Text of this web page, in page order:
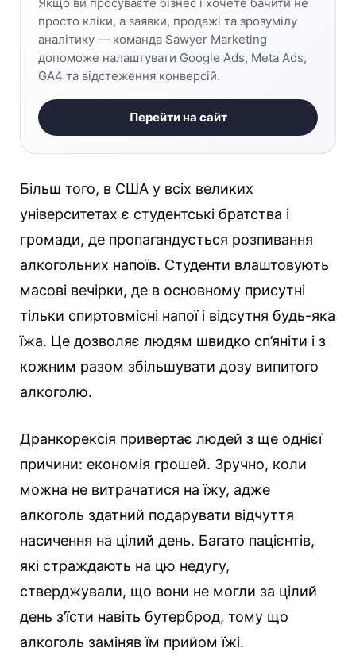
просто кліки, а заявки, продажі та зрозумілу
аналітику — команда Sawyer Marketing
допоможе налаштувати Google Ads, Meta Ads,
GA4 та відстеження конверсій.
Перейти на сайт
Більш того, в США у всіх великих
університетах є студентські братства і
громади, де пропагандується розпивання
алкогольних напоїв. Студенти влаштовують
масові вечірки, де в основному присутні
тільки спиртовмісні напої і відсутня будь-яка
їжа. Це дозволяє людям швидко сп’яніти і з
кожним разом збільшувати дозу випитого
алкоголю.
Дранкорексія привертає людей з ще однієї
причини: економія грошей. Зручно, коли
можна не витрачатися на їжу, адже
алкоголь здатний подарувати відчуття
насичення на цілий день. Багато пацієнтів,
які страждають на цю недугу,
стверджували, що вони не могли за цілий
день з’їсти навіть бутерброд, тому що
алкоголь заміняв їм прийом їжі.